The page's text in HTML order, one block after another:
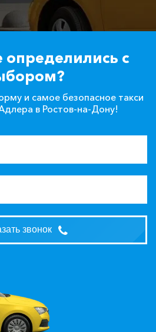
определились с
и самое безопасное такси
в Ростов-на-Дону!
звонок